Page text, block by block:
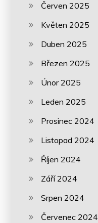
Červen 2025
Květen 2025
Duben 2025
Březen 2025
Únor 2025
Leden 2025
Prosinec 2024
Listopad 2024
Říjen 2024
Září 2024
Srpen 2024
Červenec 2024